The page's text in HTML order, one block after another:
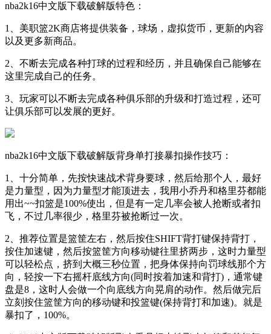
nba2k16中文版下载破解版特色：
1、美职篮2K商店将提供装备，球场，虚拟货币，更新的内容
以及更多新商品。
2、不断去完成各种打球的过程和经历，并且确保自己能够在
这里完成自己的任务。
3、玩家可以不断去完成各种俱乐部的升级和打造过程，还可
让俱乐部可以发展的更好。
nba2k16中文版下载破解版背身单打接暴扣操作技巧：
1、十分简单，先按快速战术背身要球，然后给那个人，最好
是力量型，因为力量型才能顶进去，我用小乔丹和格里芬都能
用出~~扣篮是100%使出，但是有一定几率会被人抢断或者扣
飞，不过几率很少，格里芬被抢断过一次。
2、推荐位置是篮筐左右，然后按住SHIFT背打键保持背打，
按住加速键，然后按篮筐方向移动键往里挤两步，这时力量型
可以轻松点，挤到大概三秒位置，把身体保持向罚球线那个方
向，轻按一下右摇杆底线方向(同时按着加速和背打)，通常键
盘是8，这时人会做一个向底线方向晃肩的动作。然后做完后
立刻按住篮筐方向的移动键和投篮键(保持背打和加速)。就是
暴扣了，100%。